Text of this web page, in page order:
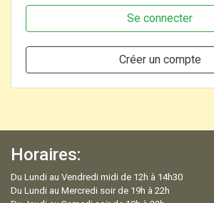
Se connecter
Créer un compte
Horaires:
Du Lundi au Vendredi midi de 12h à 14h30
Du Lundi au Mercredi soir de 19h à 22h